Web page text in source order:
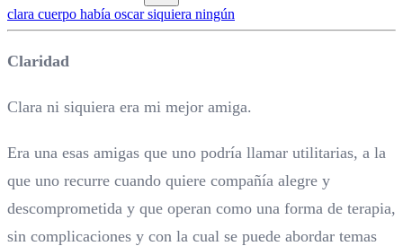
clara cuerpo había oscarsiquiera ningún
Claridad
Clara ni siquiera era mi mejor amiga.
Era una esas amigas que uno podría llamar utilitarias, a la
que uno recurre cuando quiere compañía alegre y
descomprometida y que operan como una forma de terapia,
sin complicaciones y con la cual se puede abordar temas